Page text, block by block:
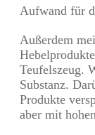
Aufwand für
Außerdem
Teufelszeug.
Substanz.
Produkte
aber mit